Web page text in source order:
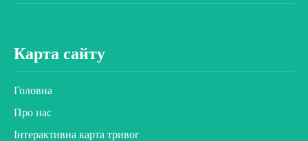
Карта сайту
Головна
Про нас
Інтерактивна карта тривог